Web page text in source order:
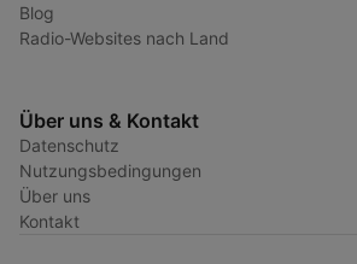
Blog
Radio-Websites nach Land
Über uns & Kontakt
Datenschutz
Nutzungsbedingungen
Über uns
Kontakt